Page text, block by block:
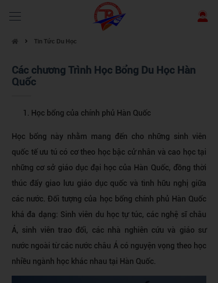
Tin Tức Du Học
Các chương Trình Học Bổng Du Học Hàn
Quốc
Học bổng của chính phủ Hàn Quốc
Học bổng này nhằm mang đến cho những sinh viên
quốc tế ưu tú có cơ theo học bậc cử nhân và cao học tại
những cơ sở giáo dục đại học của Hàn Quốc, đồng thời
thúc đẩy giao lưu giáo dục quốc và tình hữu nghị giữa
các nước. Đối tượng của học bổng chính phủ Hàn Quốc
khá đa dạng: Sinh viên du học tự túc, các nghệ sĩ châu
Á, sinh viên trao đổi, các nhà nghiên cứu và giáo sư
nước ngoài từ các nước châu Á có nguyện vọng theo học
nhiều ngành học khác nhau tại Hàn Quốc.